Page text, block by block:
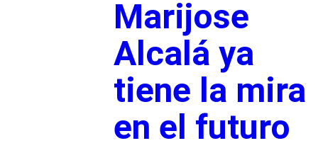
Marijose
Alcalá ya
tiene la mira
en el futuro